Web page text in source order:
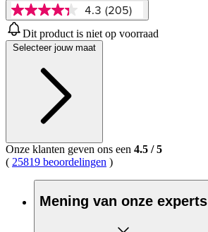
4.3
van
5
sterren,
scorewaarde.
Reviews.
Dezelfde
paginalink.
4.3 (205)
Dit product is niet op voorraad
Selecteer jouw maat
Onze klanten geven ons een 4.5 /5
( 25819 beoordelingen )
Mening van onze experts